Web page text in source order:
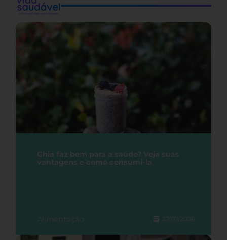
Chia faz bem para a saúde? Veja suas
vantagens e como consumi-la
Alimentação 27/07/2026